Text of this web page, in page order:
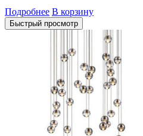
Подробнее В корзину
Быстрый просмотр